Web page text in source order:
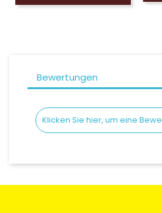
Bewertungen
Klicken Sie hier, um eine